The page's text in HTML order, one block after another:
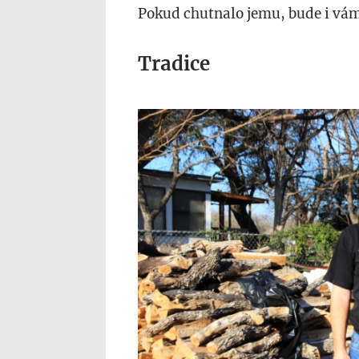
Pokud chutnalo jemu, bude i
Tradice
img_3077.jpg